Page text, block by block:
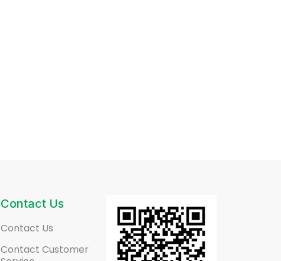
Contact Us
Contact Us
Contact Customer